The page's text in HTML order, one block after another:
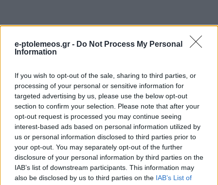
e-ptolemeos.gr - Do Not Process My Personal
Information
If you wish to opt-out of the sale, sharing to third parties, or
processing of your personal or sensitive information for
targeted advertising by us, please use the below opt-out
section to confirm your selection. Please note that after your
opt-out request is processed you may continue seeing
interest-based ads based on personal information utilized by
us or personal information disclosed to third parties prior to
your opt-out. You may separately opt-out of the further
disclosure of your personal information by third parties on the
IAB’s list of downstream participants. This information may
also be disclosed by us to third parties on the IAB’s List of